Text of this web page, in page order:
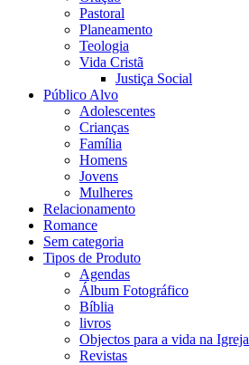
Pastoral
Planeamento
Teologia
Vida Cristã
Justiça Social
Público Alvo
Adolescentes
Crianças
Família
Homens
Jovens
Mulheres
Relacionamento
Romance
Sem categoria
Tipos de Produto
Agendas
Álbum Fotográfico
Bíblia
livros
Objectos para a vida na Igreja
Revistas